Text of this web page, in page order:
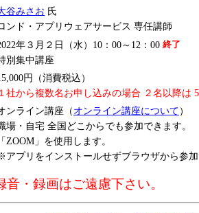
谷みさお 氏
ンド・アプリウェアサービス 専任講師
年３月２日（水）10：00～12：00
別集中講座
円（消費税込）
社から複数名お申し込みの場合 ２名以降は
ンライン講座（ オンライン講座について ）
場・自宅 全国どこからでも参加できます。
「ZOOM」を使用します。
アプリをインストールせずブラウザから参
・録画はご遠慮下さい。